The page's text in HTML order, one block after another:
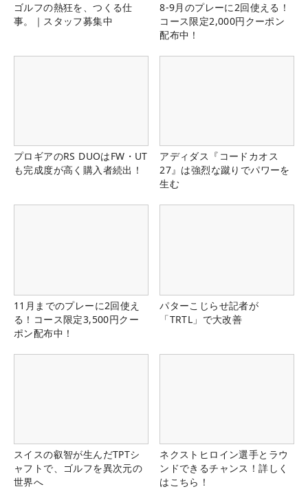
ゴルフの熱狂を、つくる仕
事。｜スタッフ募集中
8-9月のプレーに2回使える！
コース限定2,000円クーポン
配布中！
プロギアのRS DUOはFW・UT
も完成度が高く購入者続出！
アディダス『コードカオス
27』は強烈な蹴りでパワーを
生む
11月までのプレーに2回使え
る！コース限定3,500円クー
ポン配布中！
パターこじらせ記者が
「TRTL」で大改善
スイスの叡智が生んだTPTシ
ャフトで、ゴルフを異次元の
世界へ
ネクストヒロイン選手とラウ
ンドできるチャンス！詳しく
はこちら！